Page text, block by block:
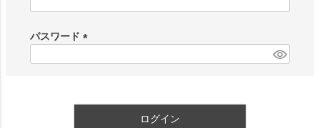
)
パスワード
ログイン